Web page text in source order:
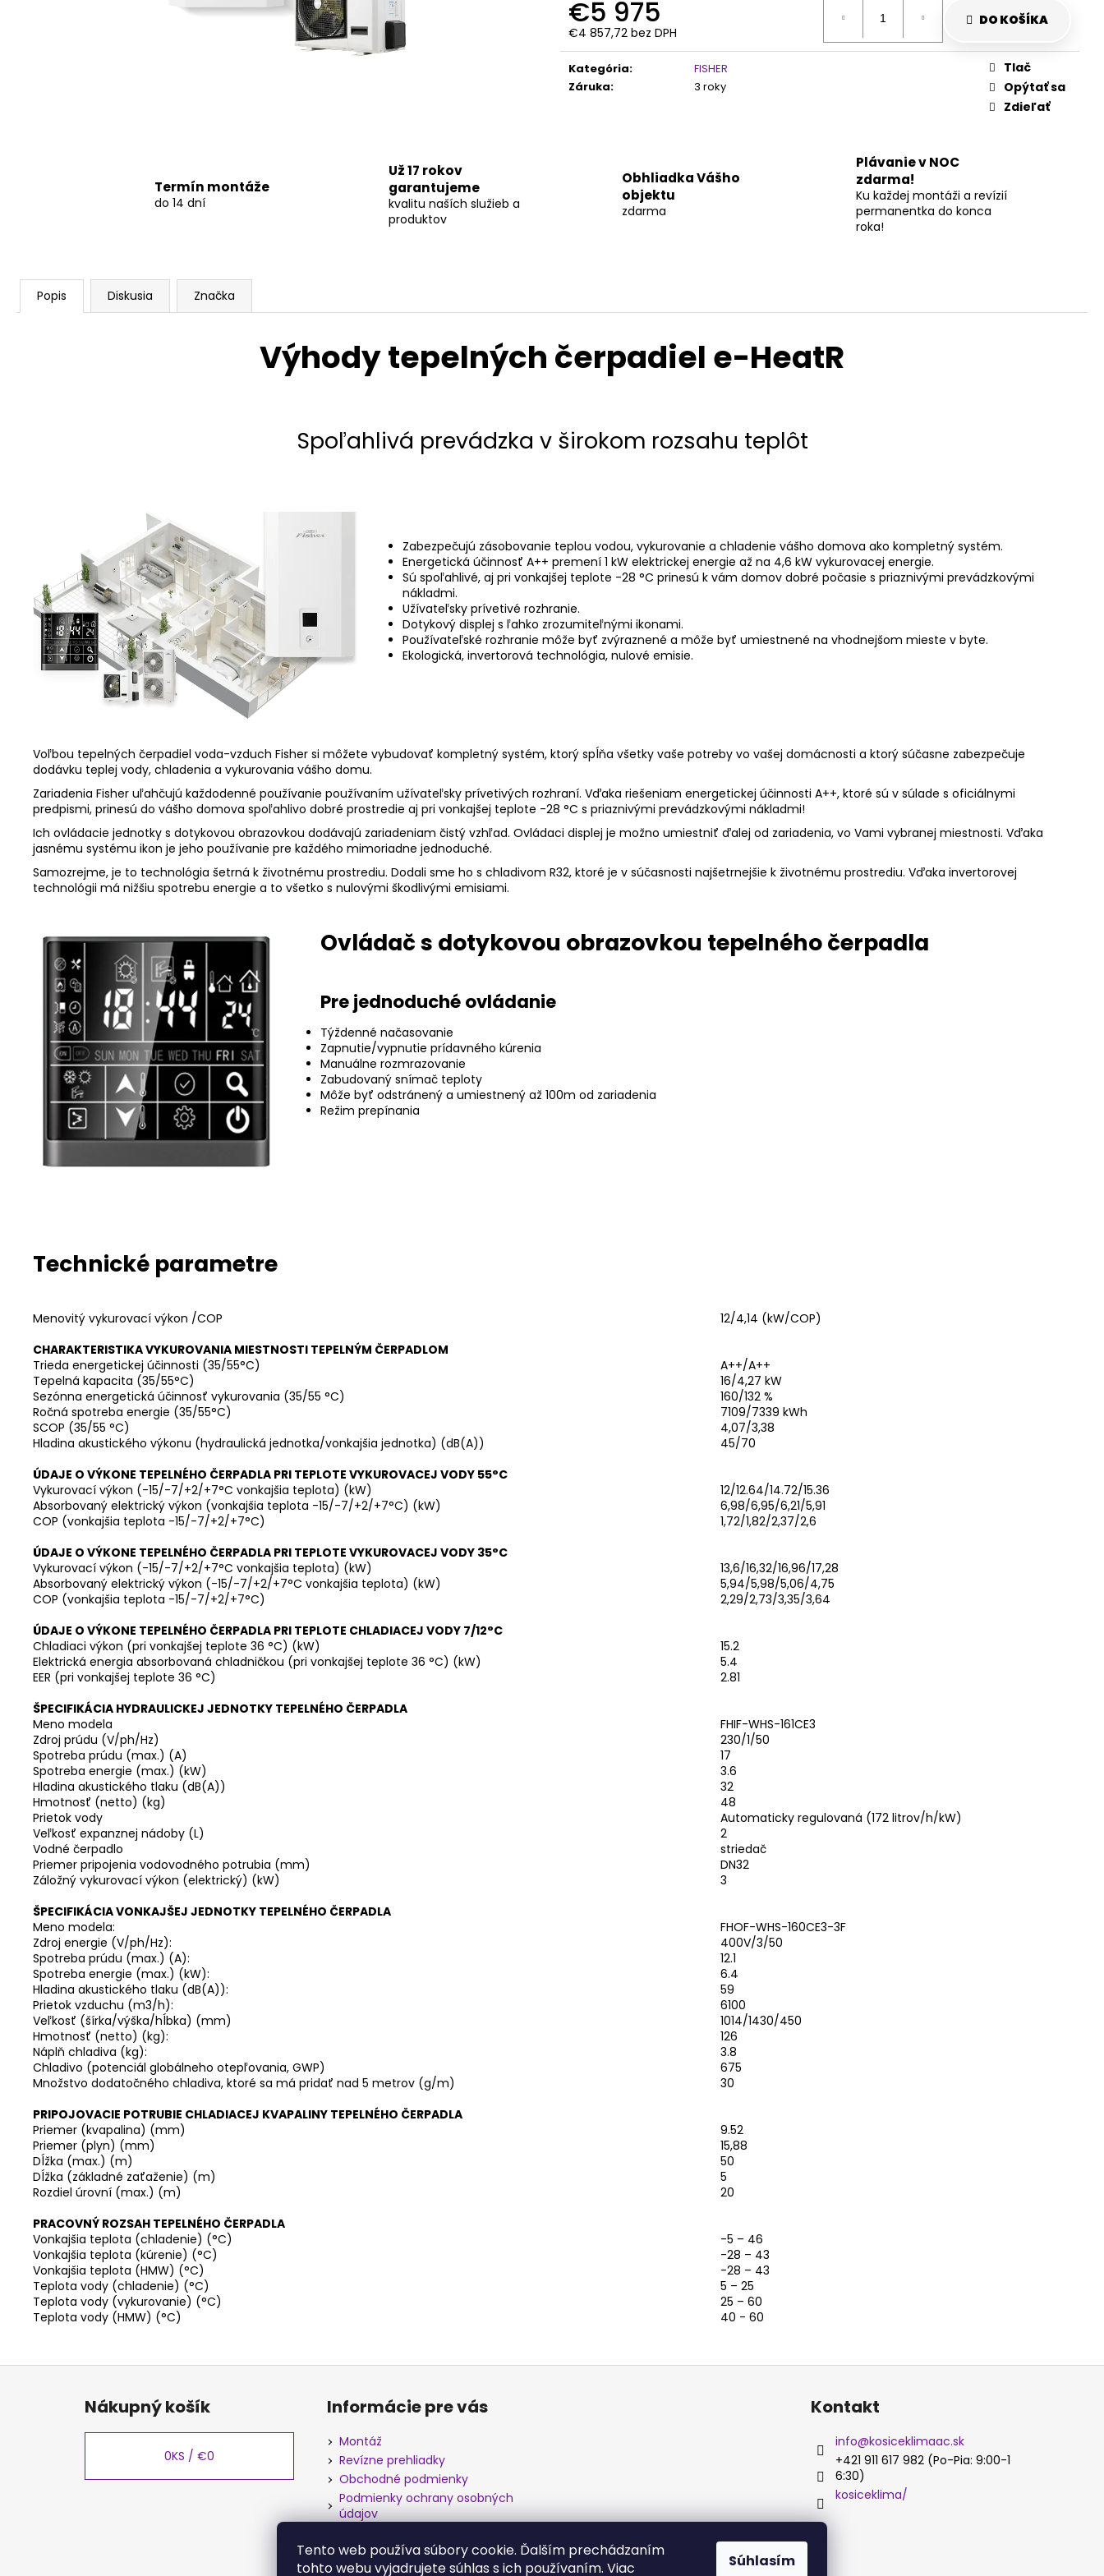
Tento web používa súbory cookie. Ďalším prechádzaním
tohto webu vyjadrujete súhlas s ich používaním. Viac
Súhlasím
€5 975
€4 857,72 bez DPH
Jednotková
cena:
DO KOŠÍKA
Kategória:
FISHER
Záruka: 3 roky
Tlač
Opýtať sa
Zdieľať
Termín montáže
do 14 dní
Už 17 rokov
garantujeme
kvalitu naších služieb a
produktov
Obhliadka Vášho
objektu
zdarma
Plávanie v NOC
zdarma!
Ku každej montáži a revízií
permanentka do konca
roka!
Popis Diskusia Značka
Výhody tepelných čerpadiel e-HeatR
Spoľahlivá prevádzka v širokom rozsahu teplôt
Zabezpečujú zásobovanie teplou vodou, vykurovanie a chladenie vášho domova ako kompletný systém.
Energetická účinnosť A++ premení 1 kW elektrickej energie až na 4,6 kW vykurovacej energie.
Sú spoľahlivé, aj pri vonkajšej teplote -28 °C prinesú k vám domov dobré počasie s priaznivými prevádzkovými
nákladmi.
Užívateľsky prívetivé rozhranie.
Dotykový displej s ľahko zrozumiteľnými ikonami.
Používateľské rozhranie môže byť zvýraznené a môže byť umiestnené na vhodnejšom mieste v byte.
Ekologická, invertorová technológia, nulové emisie.
Voľbou tepelných čerpadiel voda-vzduch Fisher si môžete vybudovať kompletný systém, ktorý spĺňa všetky vaše potreby vo vašej domácnosti a ktorý súčasne zabezpečuje
dodávku teplej vody, chladenia a vykurovania vášho domu.
Zariadenia Fisher uľahčujú každodenné používanie používaním užívateľsky prívetivých rozhraní. Vďaka riešeniam energetickej účinnosti A++, ktoré sú v súlade s oficiálnymi
predpismi, prinesú do vášho domova spoľahlivo dobré prostredie aj pri vonkajšej teplote -28 °C s priaznivými prevádzkovými nákladmi!
Ich ovládacie jednotky s dotykovou obrazovkou dodávajú zariadeniam čistý vzhľad. Ovládaci displej je možno umiestniť ďalej od zariadenia, vo Vami vybranej miestnosti. Vďaka
jasnému systému ikon je jeho používanie pre každého mimoriadne jednoduché.
Samozrejme, je to technológia šetrná k životnému prostrediu. Dodali sme ho s chladivom R32, ktoré je v súčasnosti najšetrnejšie k životnému prostrediu. Vďaka invertorovej
technológii má nižšiu spotrebu energie a to všetko s nulovými škodlivými emisiami.
Ovládač s dotykovou obrazovkou tepelného čerpadla
Pre jednoduché ovládanie
Týždenné načasovanie
Zapnutie/vypnutie prídavného kúrenia
Manuálne rozmrazovanie
Zabudovaný snímač teploty
Môže byť odstránený a umiestnený až 100m od zariadenia
Režim prepínania
Technické parametre
Menovitý vykurovací výkon /COP
12/4,14 (kW/COP)
CHARAKTERISTIKA VYKUROVANIA MIESTNOSTI TEPELNÝM ČERPADLOM
Trieda energetickej účinnosti (35/55°C)
A++/A++
Tepelná kapacita (35/55°C)
16/4,27 kW
Sezónna energetická účinnosť vykurovania (35/55 °C)
160/132 %
Ročná spotreba energie (35/55°C)
7109/7339 kWh
SCOP (35/55 °C)
4,07/3,38
Hladina akustického výkonu (hydraulická jednotka/vonkajšia jednotka) (dB(A))
45/70
ÚDAJE O VÝKONE TEPELNÉHO ČERPADLA PRI TEPLOTE VYKUROVACEJ VODY 55°C
Vykurovací výkon (-15/-7/+2/+7°C vonkajšia teplota) (kW)
12/12.64/14.72/15.36
Absorbovaný elektrický výkon (vonkajšia teplota -15/-7/+2/+7°C) (kW)
6,98/6,95/6,21/5,91
COP (vonkajšia teplota -15/-7/+2/+7°C)
1,72/1,82/2,37/2,6
ÚDAJE O VÝKONE TEPELNÉHO ČERPADLA PRI TEPLOTE VYKUROVACEJ VODY 35°C
Vykurovací výkon (-15/-7/+2/+7°C vonkajšia teplota) (kW)
13,6/16,32/16,96/17,28
Absorbovaný elektrický výkon (-15/-7/+2/+7°C vonkajšia teplota) (kW)
5,94/5,98/5,06/4,75
COP (vonkajšia teplota -15/-7/+2/+7°C)
2,29/2,73/3,35/3,64
ÚDAJE O VÝKONE TEPELNÉHO ČERPADLA PRI TEPLOTE CHLADIACEJ VODY 7/12°C
Chladiaci výkon (pri vonkajšej teplote 36 °C) (kW)
15.2
Elektrická energia absorbovaná chladničkou (pri vonkajšej teplote 36 °C) (kW)
5.4
EER (pri vonkajšej teplote 36 °C)
2.81
ŠPECIFIKÁCIA HYDRAULICKEJ JEDNOTKY TEPELNÉHO ČERPADLA
Meno modela
FHIF-WHS-161CE3
Zdroj prúdu (V/ph/Hz)
230/1/50
Spotreba prúdu (max.) (A)
17
Spotreba energie (max.) (kW)
3.6
Hladina akustického tlaku (dB(A))
32
Hmotnosť (netto) (kg)
48
Prietok vody
Automaticky regulovaná (172 litrov/h/kW)
Veľkosť expanznej nádoby (L)
2
Vodné čerpadlo
striedač
Priemer pripojenia vodovodného potrubia (mm)
DN32
Záložný vykurovací výkon (elektrický) (kW)
3
ŠPECIFIKÁCIA VONKAJŠEJ JEDNOTKY TEPELNÉHO ČERPADLA
Meno modela:
FHOF-WHS-160CE3-3F
Zdroj energie (V/ph/Hz):
400V/3/50
Spotreba prúdu (max.) (A):
12.1
Spotreba energie (max.) (kW):
6.4
Hladina akustického tlaku (dB(A)):
59
Prietok vzduchu (m3/h):
6100
Veľkosť (šírka/výška/hĺbka) (mm)
1014/1430/450
Hmotnosť (netto) (kg):
126
Náplň chladiva (kg):
3.8
Chladivo (potenciál globálneho otepľovania, GWP)
675
Množstvo dodatočného chladiva, ktoré sa má pridať nad 5 metrov (g/m)
30
PRIPOJOVACIE POTRUBIE CHLADIACEJ KVAPALINY TEPELNÉHO ČERPADLA
Priemer (kvapalina) (mm)
9.52
Priemer (plyn) (mm)
15,88
Dĺžka (max.) (m)
50
Dĺžka (základné zaťaženie) (m)
5
Rozdiel úrovní (max.) (m)
20
PRACOVNÝ ROZSAH TEPELNÉHO ČERPADLA
Vonkajšia teplota (chladenie) (°C)
-5 – 46
Vonkajšia teplota (kúrenie) (°C)
-28 – 43
Vonkajšia teplota (HMW) (°C)
-28 – 43
Teplota vody (chladenie) (°C)
5 – 25
Teplota vody (vykurovanie) (°C)
25 – 60
Teplota vody (HMW) (°C)
40 - 60
Z
Nákupný košík
0KS / €0
Informácie pre vás
Montáž
Revízne prehliadky
Obchodné podmienky
Podmienky ochrany osobných
údajov
Kontakt
info@kosiceklimaac.sk
+421 911 617 982 (Po-Pia: 9:00-1
6:30)
kosiceklima/